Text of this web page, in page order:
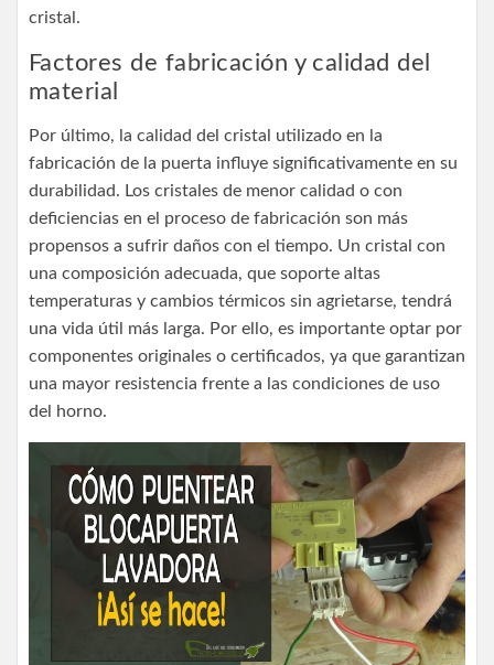
cristal.
Factores de fabricación y calidad del
material
Por último, la calidad del cristal utilizado en la
fabricación de la puerta influye significativamente en su
durabilidad. Los cristales de menor calidad o con
deficiencias en el proceso de fabricación son más
propensos a sufrir daños con el tiempo. Un cristal con
una composición adecuada, que soporte altas
temperaturas y cambios térmicos sin agrietarse, tendrá
una vida útil más larga. Por ello, es importante optar por
componentes originales o certificados, ya que garantizan
una mayor resistencia frente a las condiciones de uso
del horno.